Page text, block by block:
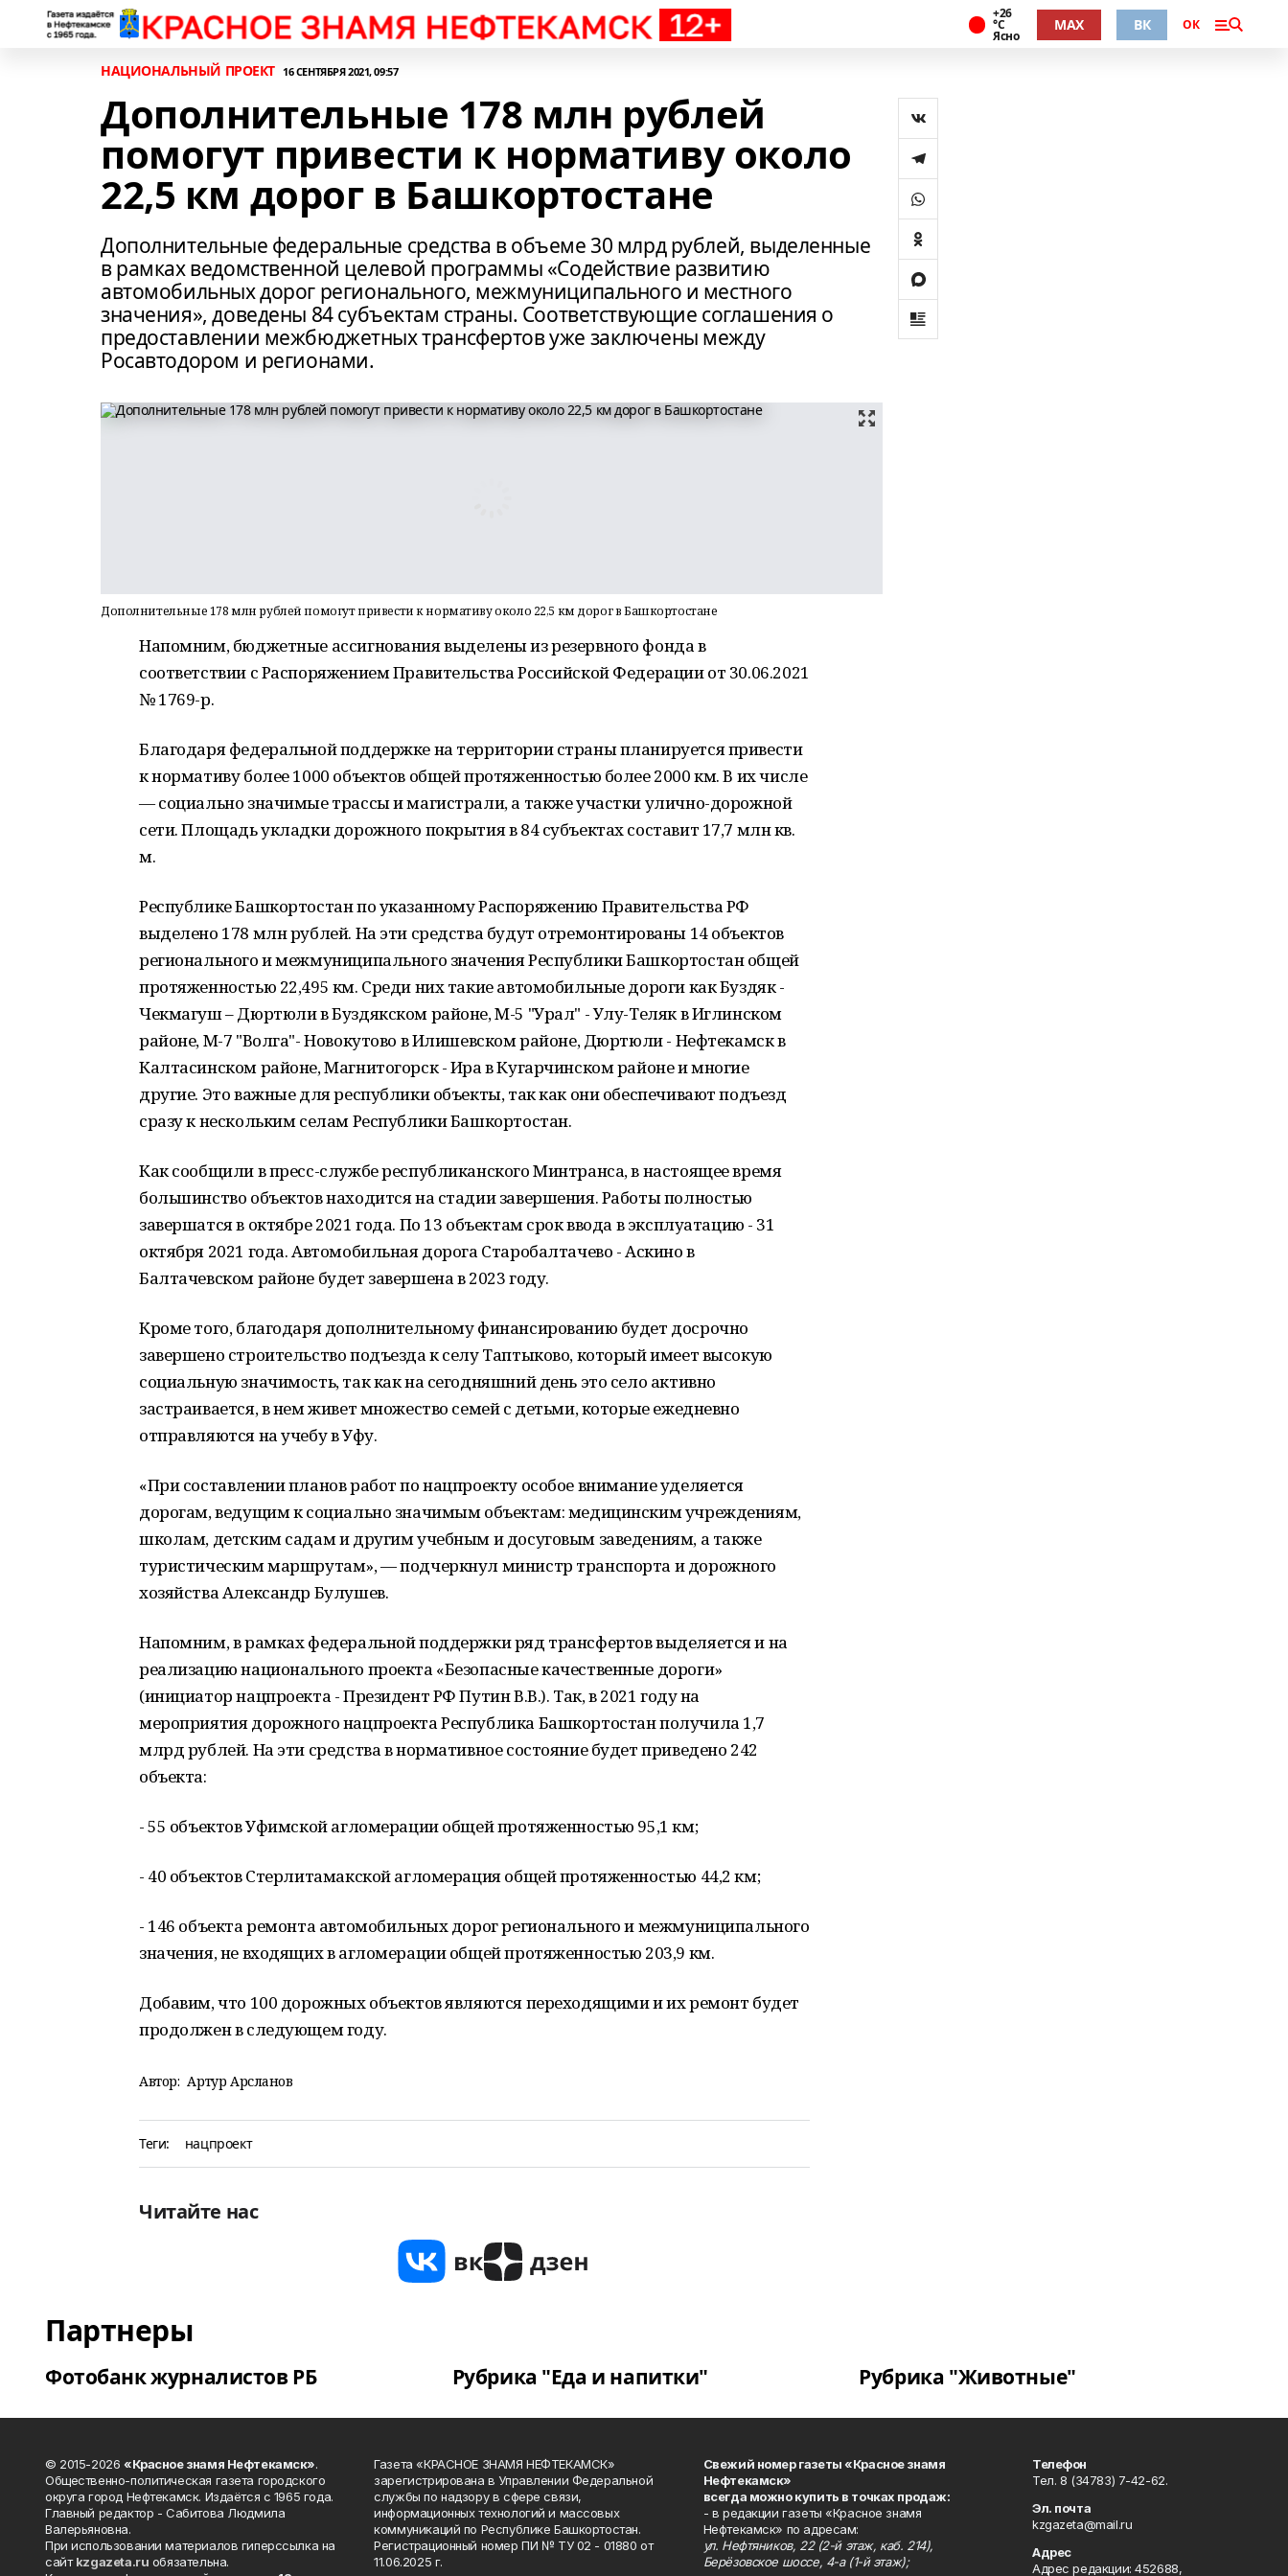
+26
°С
Ясно
MAX ВК ОК
НАЦИОНАЛЬНЫЙ ПРОЕКТ 16 СЕНТЯБРЯ 2021, 09:57
Дополнительные 178 млн рублей
помогут привести к нормативу около
22,5 км дорог в Башкортостане
Дополнительные федеральные средства в объеме 30 млрд рублей, выделенные
в рамках ведомственной целевой программы «Содействие развитию
автомобильных дорог регионального, межмуниципального и местного
значения», доведены 84 субъектам страны. Соответствующие соглашения о
предоставлении межбюджетных трансфертов уже заключены между
Росавтодором и регионами.
Дополнительные 178 млн рублей помогут привести к нормативу около 22,5 км дорог в Башкортостане
Напомним, бюджетные ассигнования выделены из резервного фонда в
соответствии с Распоряжением Правительства Российской Федерации от 30.06.2021
№ 1769-р.
Благодаря федеральной поддержке на территории страны планируется привести
к нормативу более 1000 объектов общей протяженностью более 2000 км. В их числе
― социально значимые трассы и магистрали, а также участки улично-дорожной
сети. Площадь укладки дорожного покрытия в 84 субъектах составит 17,7 млн кв.
м.
Республике Башкортостан по указанному Распоряжению Правительства РФ
выделено 178 млн рублей. На эти средства будут отремонтированы 14 объектов
регионального и межмуниципального значения Республики Башкортостан общей
протяженностью 22,495 км. Среди них такие автомобильные дороги как Буздяк -
Чекмагуш – Дюртюли в Буздякском районе, М-5 "Урал" - Улу-Теляк в Иглинском
районе, М-7 "Волга"- Новокутово в Илишевском районе, Дюртюли - Нефтекамск в
Калтасинском районе, Магнитогорск - Ира в Кугарчинском районе и многие
другие. Это важные для республики объекты, так как они обеспечивают подъезд
сразу к нескольким селам Республики Башкортостан.
Как сообщили в пресс-службе республиканского Минтранса, в настоящее время
большинство объектов находится на стадии завершения. Работы полностью
завершатся в октябре 2021 года. По 13 объектам срок ввода в эксплуатацию - 31
октября 2021 года. Автомобильная дорога Старобалтачево - Аскино в
Балтачевском районе будет завершена в 2023 году.
Кроме того, благодаря дополнительному финансированию будет досрочно
завершено строительство подъезда к селу Таптыково, который имеет высокую
социальную значимость, так как на сегодняшний день это село активно
застраивается, в нем живет множество семей с детьми, которые ежедневно
отправляются на учебу в Уфу.
«При составлении планов работ по нацпроекту особое внимание уделяется
дорогам, ведущим к социально значимым объектам: медицинским учреждениям,
школам, детским садам и другим учебным и досуговым заведениям, а также
туристическим маршрутам», — подчеркнул министр транспорта и дорожного
хозяйства Александр Булушев.
Напомним, в рамках федеральной поддержки ряд трансфертов выделяется и на
реализацию национального проекта «Безопасные качественные дороги»
(инициатор нацпроекта - Президент РФ Путин В.В.). Так, в 2021 году на
мероприятия дорожного нацпроекта Республика Башкортостан получила 1,7
млрд рублей. На эти средства в нормативное состояние будет приведено 242
объекта:
- 55 объектов Уфимской агломерации общей протяженностью 95,1 км;
- 40 объектов Стерлитамакской агломерация общей протяженностью 44,2 км;
- 146 объекта ремонта автомобильных дорог регионального и межмуниципального
значения, не входящих в агломерации общей протяженностью 203,9 км.
Добавим, что 100 дорожных объектов являются переходящими и их ремонт будет
продолжен в следующем году.
Автор: Артур Арсланов
Теги: нацпроект
Читайте нас
Партнеры
Фотобанк журналистов РБ Рубрика "Еда и напитки" Рубрика "Животные"
© 2015-2026 «Красное знамя Нефтекамск».
Общественно-политическая газета городского
округа город Нефтекамск. Издаётся с 1965 года.
Главный редактор - Сабитова Людмила
Валерьяновна.
При использовании материалов гиперссылка на
сайтkzgazeta.ru обязательна.
Газета «КРАСНОЕ ЗНАМЯ НЕФТЕКАМСК»
зарегистрирована в Управлении Федеральной
службы по надзору в сфере связи,
информационных технологий и массовых
коммуникаций по Республике Башкортостан.
Регистрационный номер ПИ № ТУ 02 - 01880 от
11.06.2025 г.
Свежий номер газеты «Красное знамя
Нефтекамск»
всегда можно купить в точках продаж:
- в редакции газеты «Красное знамя
Нефтекамск» по адресам:
ул. Нефтяников, 22 (2-й этаж, каб. 214),
Берёзовское шоссе, 4-а (1-й этаж);
Телефон
Тел. 8 (34783) 7-42-62.
Эл. почта
kzgazeta@mail.ru
Адрес
Адрес редакции: 452688,